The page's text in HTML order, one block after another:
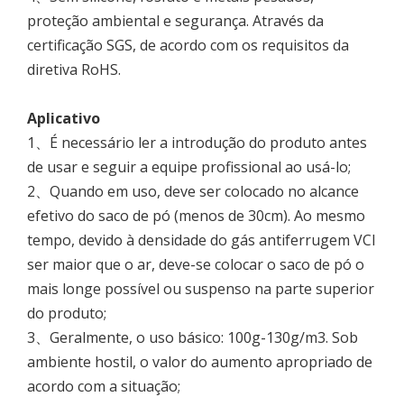
proteção ambiental e segurança. Através da
certificação SGS, de acordo com os requisitos da
diretiva RoHS.
Aplicativo
1、É necessário ler a introdução do produto antes
de usar e seguir a equipe profissional ao usá-lo;
2、Quando em uso, deve ser colocado no alcance
efetivo do saco de pó (menos de 30cm). Ao mesmo
tempo, devido à densidade do gás antiferrugem VCI
ser maior que o ar, deve-se colocar o saco de pó o
mais longe possível ou suspenso na parte superior
do produto;
3、Geralmente, o uso básico: 100g-130g/m3. Sob
ambiente hostil, o valor do aumento apropriado de
acordo com a situação;